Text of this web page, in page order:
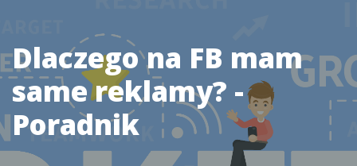
Dlaczego na FB mam
same reklamy? -
Poradnik